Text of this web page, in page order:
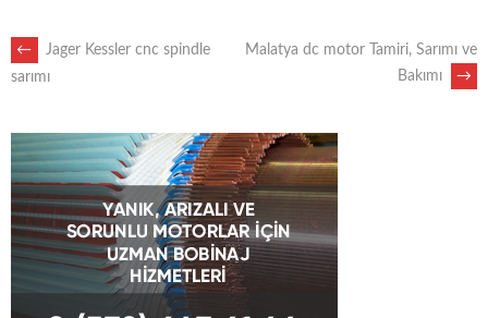
POST
NAVIGATION
←
Jager Kessler cnc spindle
sarımı
Malatya dc motor Tamiri, Sarımı ve
Bakımı
→